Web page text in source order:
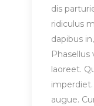
dis
ridiculus
dapibus
laoreet.
imperdiet.
augue.